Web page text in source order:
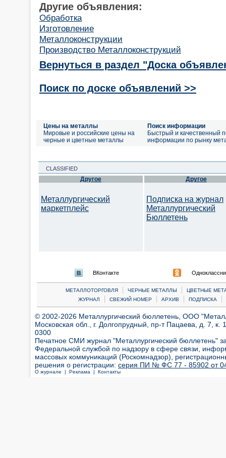
Другие объявления:
Обработка
Изготовление
Металлоконструкции
Производство Металлоконструкций
Вернуться в раздел "Доска
Поиск по доске объявлений >>
Цены на металлы
Мировые и российские цены на
черные и цветные металлы
Поиск информации
Быстрый и качественный
информации по рынку
CLASSIFIED
Другое
Металлургический
маркетплейс
Другое
Подписка на журнал
Металлургический
Бюллетень
ВКонтакте
МЕТАЛЛОТОРГОВЛЯ | ЧЕРНЫЕ МЕТАЛЛЫ |
ЦВЕТНЫЕ
ЖУРНАЛ
| СВЕЖИЙ НОМЕР | АРХИВ | ПОДПИСКА |
© 2002-2026 Металлургический бюллетень, ООО
Московская обл., г. Долгопрудный, пр-т Пацаева, д. 7,
0300
Печатное СМИ журнал "Металлургический бюллетень"
Федеральной службой по надзору в сфере связи,
массовых коммуникаций (Роскомнадзор),
решения о регистрации: серия ПИ № ФС 77 - 85902 от 04
О журнале | Реклама | Контакты